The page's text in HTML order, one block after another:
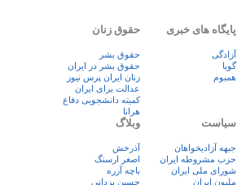
پایگاه های خبری
آزادگی
گویا
همبوم
حقوق زنان
حقوق بشر
حقوق بشر در ایران
زنان ايران پرس نيوز
عدالت برای ایران
کمیته دانشجویی دفاع
هرانا
سیاست
جبهه آزادیخواهان
حزب مشروطه ایران
شورای ملی ایران
ملیون ایران
وبلاگ
آذرخش
اصغر ارسنگ
باچه آزره
حسین یزدانی